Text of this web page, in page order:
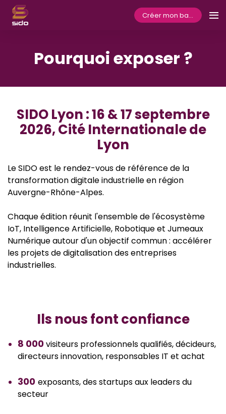
Créer mon badge
Pourquoi exposer ?
SIDO Lyon : 16 & 17 septembre
2026, Cité Internationale de
Lyon
Le SIDO est le rendez-vous de référence de la
transformation digitale industrielle en région
Auvergne-Rhône-Alpes.
Chaque édition réunit l'ensemble de l'écosystème
IoT, Intelligence Artificielle, Robotique et Jumeaux
Numérique autour d'un objectif commun : accélérer
les projets de digitalisation des entreprises
industrielles.
Ils nous font confiance
8 000visiteurs professionnels qualifiés, décideurs,
directeurs innovation, responsables IT et achat
300 exposants, des startups aux leaders du
secteur